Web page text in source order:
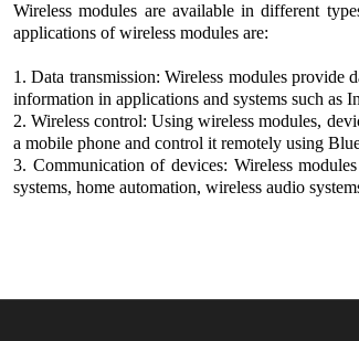
Wireless modules are available in different
applications of wireless modules are:
1. Data transmission: Wireless modules provide
information in applications and systems such as
2. Wireless control: Using wireless modules,
a mobile phone and control it remotely using
3. Communication of devices: Wireless
systems, home automation, wireless audio